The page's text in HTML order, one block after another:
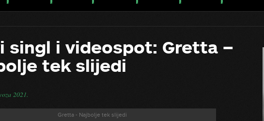
singl i videospot: Gretta –
tek slijedi
2021.
Gretta - Najbolje tek slijedi